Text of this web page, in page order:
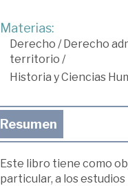
Materias:
Derecho /Derecho
territorio /
Historia y Ciencias
Resumen
Este libro tiene como
particular, a los